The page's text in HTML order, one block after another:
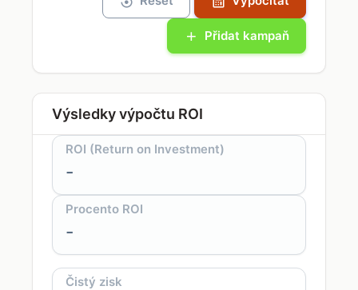
Přidat kampaň
Výsledky výpočtu ROI
ROI (Return on Investment)
-
Procento ROI
-
Čistý zisk